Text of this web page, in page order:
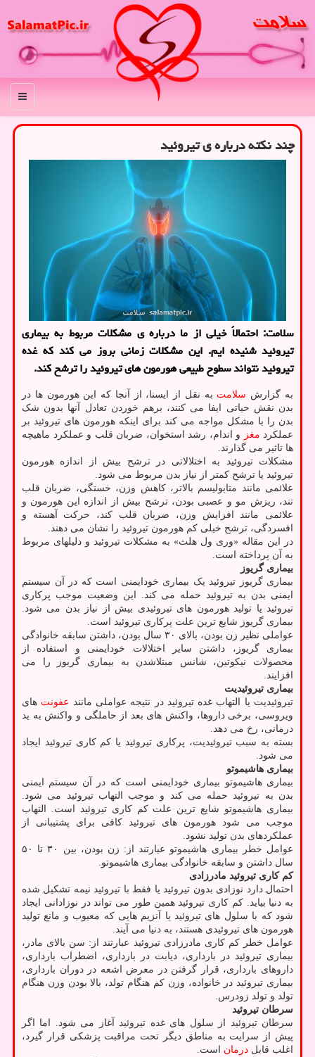
منو
چند نکته درباره ی تیروئید
سلامت: احتمالاً خیلی از ما درباره ی مشکلات مربوط به بیماری
تیروئید شنیده ایم. این مشکلات زمانی بروز می کند که غده
تیروئید نتواند سطوح طبیعی هورمون های تیروئید را ترشح کند.
به گزارش سلامت به نقل از ایسنا، از آنجا که این هورمون ها در
بدن نقش حیاتی ایفا می کنند، برهم خوردن تعادل آنها بدون شک
بدن را با مشکل مواجه می کند برای اینکه هورمون های تیروئید بر
عملکرد مغز
و اندام، رشد استخوان، ضربان قلب و عملکرد ماهیچه
ها تاثیر می گذارند.
مشکلات تیروئید به اختلالاتی در ترشح بیش از اندازه هورمون
تیروئید یا ترشح کمتر از نیاز بدن مربوط می شود.
علائمی مانند متابولیسم بالاتر، کاهش وزن، خستگی، ضربان قلب
تند، ریزش مو و عصبی بودن، ترشح بیش از اندازه این هورمون و
علائمی مانند افزایش وزن، ضربان قلب کند، حرکت آهسته و
افسردگی، ترشح خیلی کم هورمون تیروئید را نشان می دهند.
در این مقاله «وری ول هلث» به مشکلات تیروئید و دلیلهای مربوط
به آن پرداخته است.
بیماری گریوز
بیماری گریوز تیروئید یک بیماری خودایمنی است که در آن سیستم
ایمنی بدن به تیروئید حمله می کند. این وضعیت موجب پرکاری
تیروئید یا تولید هورمون های تیروئیدی بیش از نیاز بدن می شود.
بیماری گریوز شایع ترین علت پرکاری تیروئید است.
عواملی نظیر زن بودن، بالای ۳۰ سال بودن، داشتن سابقه خانوادگی
بیماری گریوز، داشتن سایر اختلالات خودایمنی و استفاده از
محصولات نیکوتین، شانس مبتلاشدن به بیماری گریوز را می
افزایند.
بیماری تیروئیدیت
تیروئیدیت یا التهاب غده تیروئید در نتیجه عواملی مانند عفونت های
ویروسی، برخی داروها، واکنش های بعد از حاملگی و واکنش به ید
درمانی، رخ می دهد.
بسته به سبب تیروئیدیت، پرکاری تیروئید یا کم کاری تیروئید ایجاد
می شود.
بیماری هاشیموتو
بیماری هاشیموتو بیماری خودایمنی است که در آن سیستم ایمنی
بدن به تیروئید حمله می کند و موجب التهاب تیروئید می شود.
بیماری هاشیموتو شایع ترین علت کم کاری تیروئید است. التهاب
موجب می شود هورمون های تیروئید کافی برای پشتیبانی از
عملکردهای بدن تولید نشود.
عوامل خطر بیماری هاشیموتو عبارتند از: زن بودن، بین ۳۰ تا ۵۰
سال داشتن و سابقه خانوادگی بیماری هاشیموتو.
کم کاری تیروئید مادرزادی
احتمال دارد نوزادی بدون تیروئید یا فقط با تیروئید نیمه تشکیل شده
به دنیا بیاید. کم کاری تیروئید همین طور می تواند در نوزادانی ایجاد
شود که با سلول های تیروئید یا آنزیم هایی که معیوب و مانع تولید
هورمون های تیروئیدی هستند، به دنیا می آیند.
عوامل خطر کم کاری مادرزادی تیروئید عبارتند از: سن بالای مادر،
بیماری تیروئید در بارداری، دیابت در بارداری، اضطراب بارداری،
داروهای بارداری، قرار گرفتن در معرض اشعه در دوران بارداری،
بیماری تیروئید در خانواده، وزن کم هنگام تولد، بالا بودن وزن هنگام
تولد و تولد زودرس.
سرطان تیروئید
سرطان تیروئید از سلول های غده تیروئید آغاز می شود. اما اگر
پیش از سرایت به مناطق دیگر تحت مراقبت پزشکی قرار گیرد،
اغلب قابل درمان است.